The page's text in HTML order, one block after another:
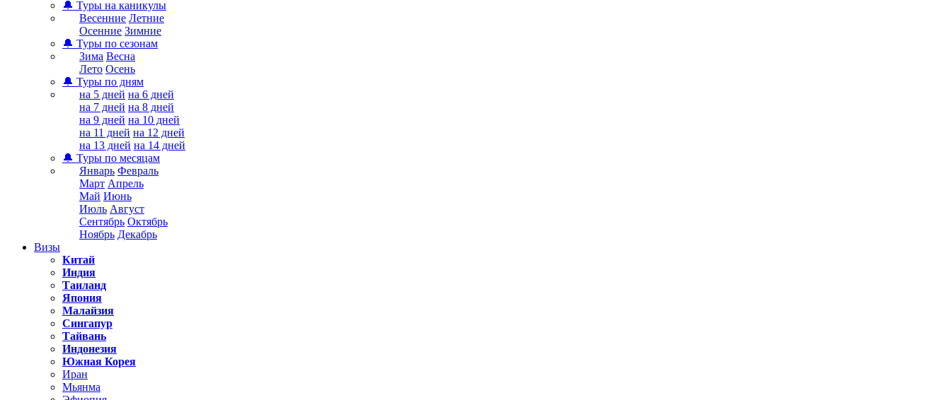
🔔 Туры на каникулы
Весенние Летние
Осенние Зимние
🔔 Туры по сезонам
Зима Весна
Лето Осень
🔔 Туры по дням
на 5 дней на 6 дней
на 7 дней на 8 дней
на 9 дней на 10 дней
на 11 дней на 12 дней
на 13 дней на 14 дней
🔔 Туры по месяцам
Январь Февраль
Март Апрель
Май Июнь
Июль Август
Сентябрь Октябрь
Ноябрь Декабрь
Визы
Китай
Индия
Таиланд
Япония
Малайзия
Сингапур
Тайвань
Индонезия
Южная Корея
Иран
Мьянма